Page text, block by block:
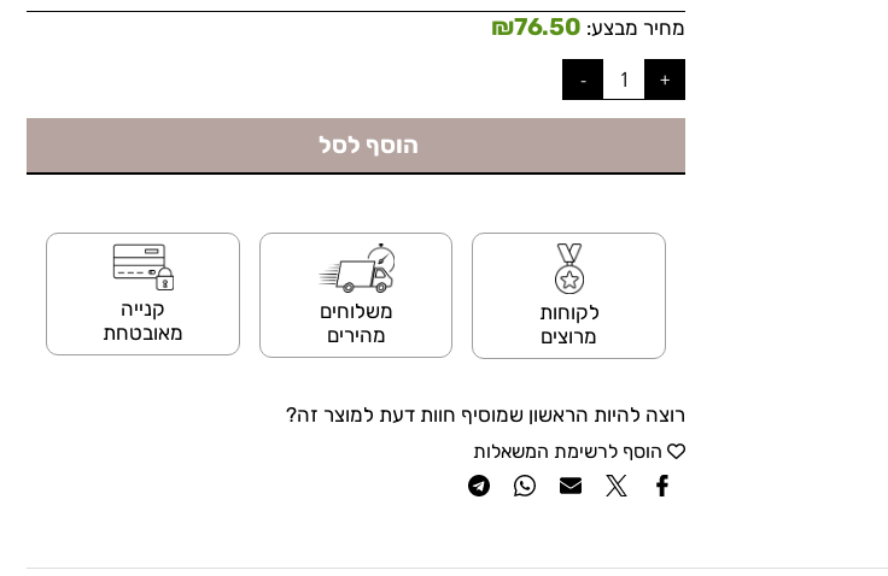
מחיר מבצע: ₪76.50
הוסף לסל
לקוחות
מרוצים
משלוחים
מהירים
קנייה
מאובטחת
רוצה להיות הראשון שמוסיף חוות דעת למוצר זה?
הוסף לרשימת המשאלות